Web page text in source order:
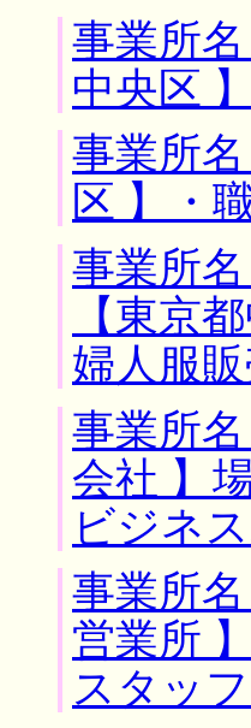
事業所
中央区
事業所
区 】・
事業所
【東京
婦人服販
事業所
会社 】
ビジネ
事業所
営業所
スタッ